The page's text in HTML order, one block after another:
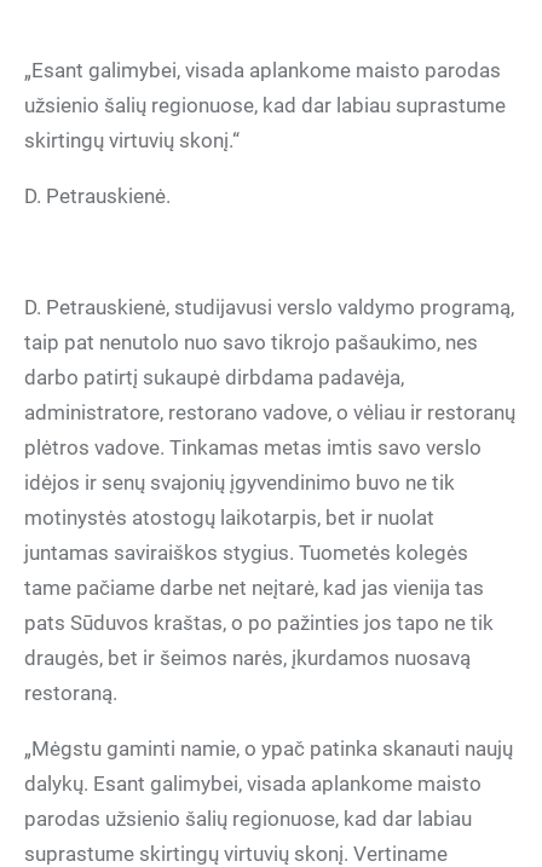
„Esant galimybei, visada aplankome maisto parodas
užsienio šalių regionuose, kad dar labiau suprastume
skirtingų virtuvių skonį.“
D. Petrauskienė.
D. Petrauskienė, studijavusi verslo valdymo programą,
taip pat nenutolo nuo savo tikrojo pašaukimo, nes
darbo patirtį sukaupė dirbdama padavėja,
administratore, restorano vadove, o vėliau ir restoranų
plėtros vadove. Tinkamas metas imtis savo verslo
idėjos ir senų svajonių įgyvendinimo buvo ne tik
motinystės atostogų laikotarpis, bet ir nuolat
juntamas saviraiškos stygius. Tuometės kolegės
tame pačiame darbe net neįtarė, kad jas vienija tas
pats Sūduvos kraštas, o po pažinties jos tapo ne tik
draugės, bet ir šeimos narės, įkurdamos nuosavą
restoraną.
„Mėgstu gaminti namie, o ypač patinka skanauti naujų
dalykų. Esant galimybei, visada aplankome maisto
parodas užsienio šalių regionuose, kad dar labiau
suprastume skirtingų virtuvių skonį. Vertiname